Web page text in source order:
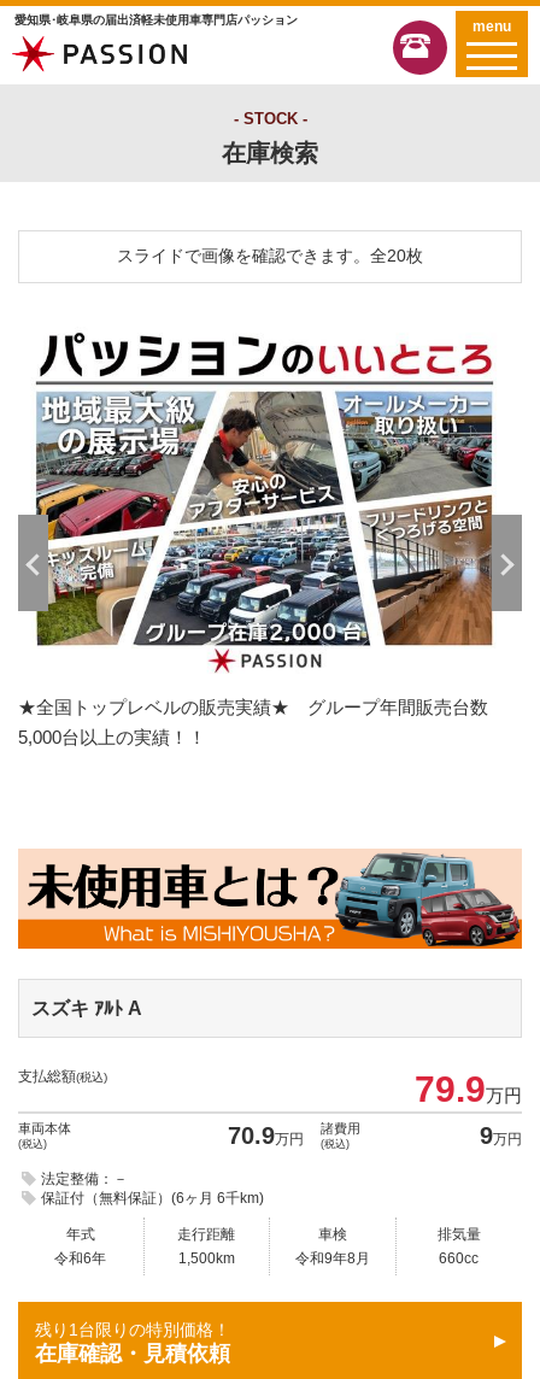
愛知県･岐阜県の届出済軽未使用車専門店パッション menu
STOCK
在庫検索
スズキ ｱﾙﾄ A
スライドで画像を確認できます。 全20枚
★全国トップレベルの販売実績★ グループ年間販売台数
5,000台以上の実績！！
支払総額(税込) 79.9万円
車両本体
(税込) 70.9万円
諸費用
(税込) 9万円
法定整備：－
保証付（無料保証）(6ヶ月 6千km)
年式
令和6年
走行距離
1,500km
車検
令和9年8月
排気量
660cc
残り1台限りの特別価格！
在庫確認・見積依頼